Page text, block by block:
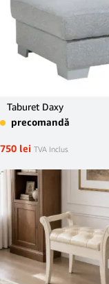
Taburet Daxy
precomandă
750 lei TVA Inclus